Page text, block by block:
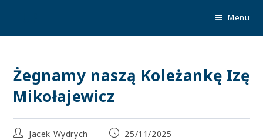
Menu
Żegnamy naszą Koleżankę Izę
Mikołajewicz
Jacek Wydrych
25/11/2025